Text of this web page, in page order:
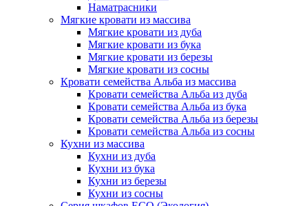
Наматрасники
Мягкие кровати из массива
Мягкие кровати из дуба
Мягкие кровати из бука
Мягкие кровати из березы
Мягкие кровати из сосны
Кровати семейства Альба из массива
Кровати семейства Альба из дуба
Кровати семейства Альба из бука
Кровати семейства Альба из березы
Кровати семейства Альба из сосны
Кухни из массива
Кухни из дуба
Кухни из бука
Кухни из березы
Кухни из сосны